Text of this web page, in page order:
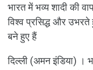
भारत में भव्‍य शादी की
विश्व प्रसिद्ध और
बने हुए हैं
दिल्ली (अमन इंडिया) ।